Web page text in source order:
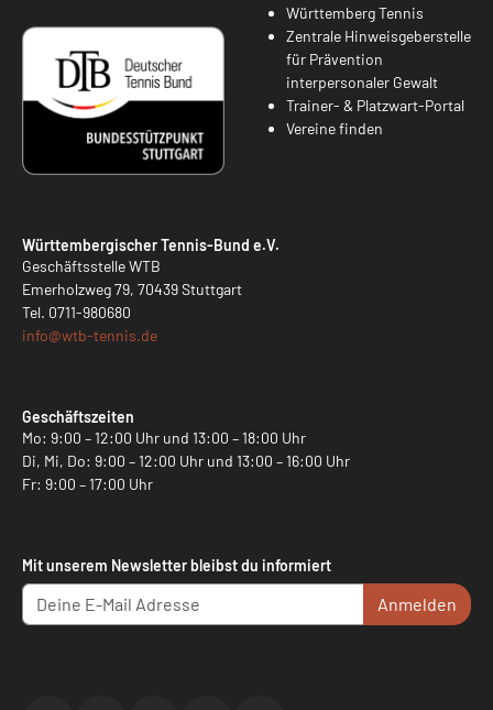
Württemberg Tennis
Zentrale Hinweisgeberstelle
für Prävention
interpersonaler Gewalt
Trainer- & Platzwart-Portal
Vereine finden
Württembergischer Tennis-Bund e.V.
Geschäftsstelle WTB
Emerholzweg 79, 70439 Stuttgart
Tel. 0711-980680
info@wtb-tennis.de
Geschäftszeiten
Mo: 9:00 – 12:00 Uhr und 13:00 – 18:00 Uhr
Di, Mi, Do: 9:00 – 12:00 Uhr und 13:00 – 16:00 Uhr
Fr: 9:00 – 17:00 Uhr
Mit unserem Newsletter bleibst du informiert
Anmelden